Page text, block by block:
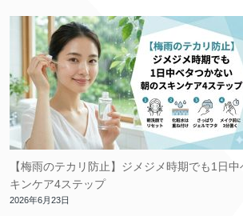
【梅雨のテカリ防止】ジメジメ時期でも1日
キンケア4ステップ
2026年6月23日